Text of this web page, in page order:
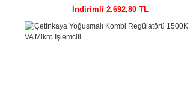
İndirimli 2.692,80 TL